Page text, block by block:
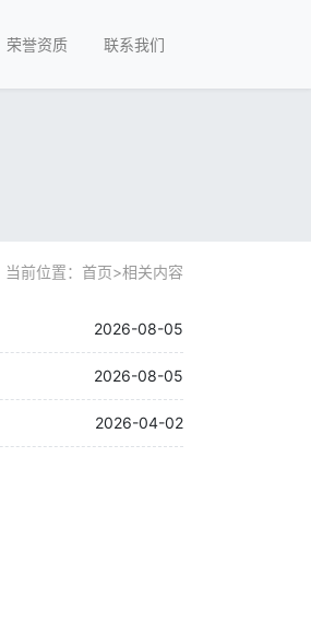
荣誉资质 联系我们
当前位置： 首页>相关内容
2026-08-05
2026-08-05
2026-04-02